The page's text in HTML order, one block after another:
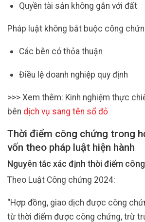
Quyền tài sản không gắn với đất
Pháp luật không bắt buộc công
Các bên có thỏa thuận
Điều lệ doanh nghiệp quy định
>>> Xem thêm: Kinh nghiệm thực
bên dịch vụ sang tên sổ đỏ
Thời điểm công chứng trong
vốn theo pháp luật hiện hành
Nguyên tắc xác định thời điểm
Theo Luật Công chứng 2024:
“Hợp đồng, giao dịch được công
từ thời điểm được công chứng, trừ